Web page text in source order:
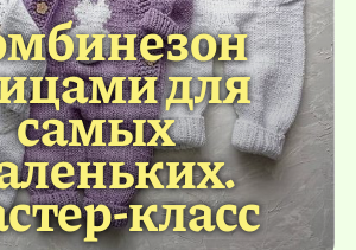
для
самых
класс